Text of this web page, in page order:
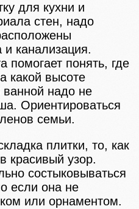
для кухни и
стен, надо
канализация.
помогает понять, где
какой высоте
ванной надо не
Ориентироваться
семьи.
плитки, то, как
красивый узор.
состыковываться
если она не
или орнаментом.